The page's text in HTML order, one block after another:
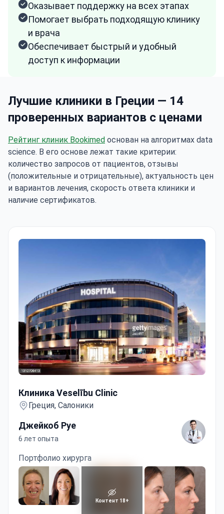
Оказывает поддержку на всех этапах
Помогает выбрать подходящую клинику
и врача
Обеспечивает быстрый и удобный
доступ к информации
Лучшие клиники в Греции — 14
проверенных вариантов с ценами
Рейтинг клиник Bookimed основан на алгоритмах data
science. В его основе лежат такие критерии:
количество запросов от пациентов, отзывы
(положительные и отрицательные), актуальность цен
и вариантов лечения, скорость ответа клиники и
наличие сертификатов.
Клиника Veselību Clinic
Греция, Салоники
Джейкоб Руе
6 лет опыта
Портфолио хирурга
Контент 18+